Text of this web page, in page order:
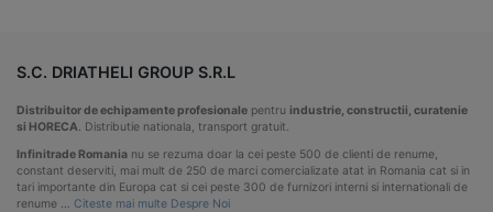
S.C. DRIATHELI GROUP S.R.L
Distribuitor de echipamente profesionale pentru industrie, constructii, curatenie
si HORECA . Distributie nationala, transport gratuit.
Infinitrade Romania nu se rezuma doar la cei peste 500 de clienti de renume,
constant deserviti, mai mult de 250 de marci comercializate atat in Romania cat si in
tari importante din Europa cat si cei peste 300 de furnizori interni si internationali de
renume … Citeste mai multe Despre Noi